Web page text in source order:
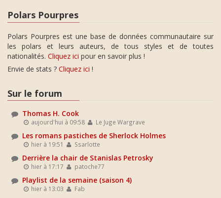
Polars Pourpres
Polars Pourpres est une base de données communautaire sur
les polars et leurs auteurs, de tous styles et de toutes
nationalités. Cliquez ici pour en savoir plus !
Envie de stats ? Cliquez ici !
Sur le forum
Thomas H. Cook
aujourd'hui à 09:58 Le Juge Wargrave
Les romans pastiches de Sherlock Holmes
hier à 19:51 Ssarlotte
Derrière la chair de Stanislas Petrosky
hier à 17:17 patoche77
Playlist de la semaine (saison 4)
hier à 13:03 Fab